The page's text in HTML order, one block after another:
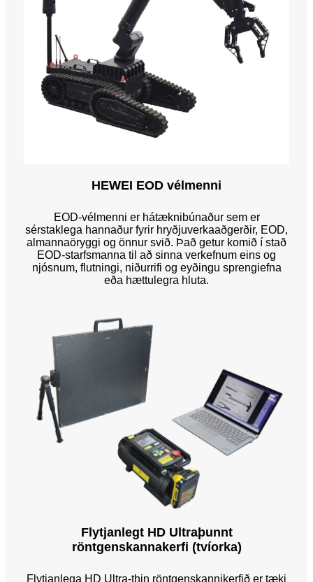
HEWEI EOD vélmenni
EOD-vélmenni er hátæknibúnaður sem er
sérstaklega hannaður fyrir hryðjuverkaaðgerðir, EOD,
almannaöryggi og önnur svið. Það getur komið í stað
EOD-starfsmanna til að sinna verkefnum eins og
njósnum, flutningi, niðurrifi og eyðingu sprengiefna
eða hættulegra hluta.
Flytjanlegt HD Ultraþunnt
röntgenskannakerfi (tvíorka)
Flytjanlega HD Ultra-thin röntgenskannikerfið er tæki